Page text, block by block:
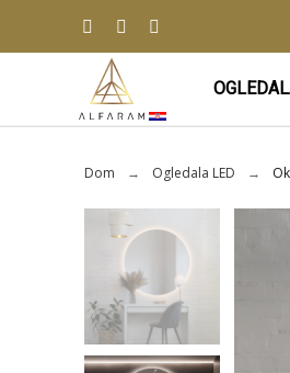
Dom Ogledala LED